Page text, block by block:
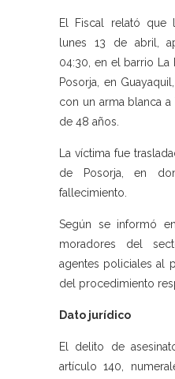
El Fiscal relató que
lunes 13 de abril,
04:30, en el barrio La
Posorja, en
con un arma blanca a
de 48 años.
La víctima fue
de Posorja, en
fallecimiento.
Según se informó
moradores del
agentes policiales al
del procedimiento
Dato jurídico
El delito de
artículo 140,